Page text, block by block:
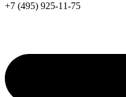
+7 (495) 925-11-75